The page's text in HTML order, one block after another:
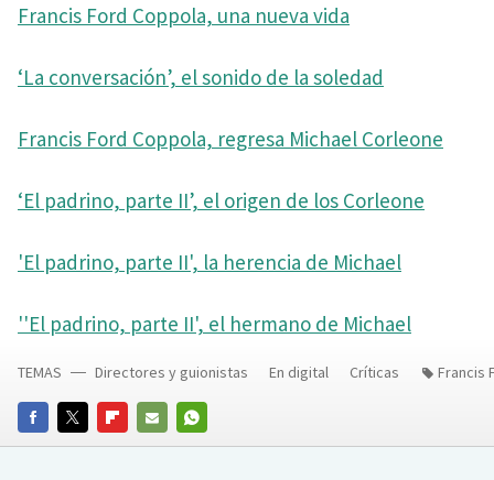
Francis Ford Coppola, una nueva vida
‘La conversación’, el sonido de la soledad
Francis Ford Coppola, regresa Michael Corleone
‘El padrino, parte II’, el origen de los Corleone
'El padrino, parte II', la herencia de Michael
''El padrino, parte II', el hermano de Michael
FACEBOOKTWITTERFLIPBOARD
E-
WHATSAPP
TEMAS Directores y guionistas En digital Críticas Francis